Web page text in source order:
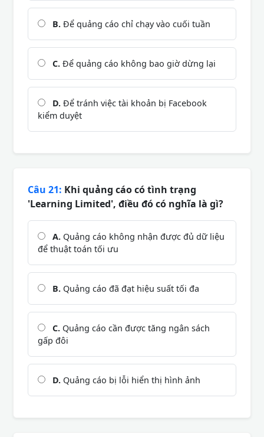
B. Để quảng cáo chỉ chạy vào cuối tuần
C. Để quảng cáo không bao giờ dừng lại
D. Để tránh việc tài khoản bị Facebook
kiểm duyệt
Câu 21: Khi quảng cáo có tình trạng
'Learning Limited', điều đó có nghĩa là gì?
A. Quảng cáo không nhận được đủ dữ liệu
để thuật toán tối ưu
B. Quảng cáo đã đạt hiệu suất tối đa
C. Quảng cáo cần được tăng ngân sách
gấp đôi
D. Quảng cáo bị lỗi hiển thị hình ảnh